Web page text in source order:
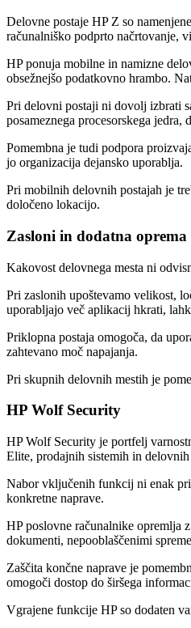
Delovne postaje HP Z so
računalniško podprto načrtovanje,
HP ponuja mobilne in namizne
obsežnejšo podatkovno hrambo.
Pri delovni postaji ni dovolj izbrati
posameznega procesorskega
Pomembna je tudi podpora
jo organizacija dejansko uporablja.
Pri mobilnih delovnih postajah je
določeno lokacijo.
Zasloni in dodatna oprema
Kakovost delovnega mesta ni
Pri zaslonih upoštevamo velikost,
uporabljajo več aplikacij hkrati,
Priklopna postaja omogoča, da
zahtevano moč napajanja.
Pri skupnih delovnih mestih je
HP Wolf Security
HP Wolf Security je portfelj
Elite, prodajnih sistemih in delovnih
Nabor vključenih funkcij ni enak
konkretne naprave.
HP poslovne računalnike opremlja
dokumenti, nepooblaščenimi
Zaščita končne naprave je
omogoči dostop do širšega
Vgrajene funkcije HP so dodaten